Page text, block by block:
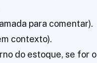
para comentar).
contexto).
do estoque, se for o